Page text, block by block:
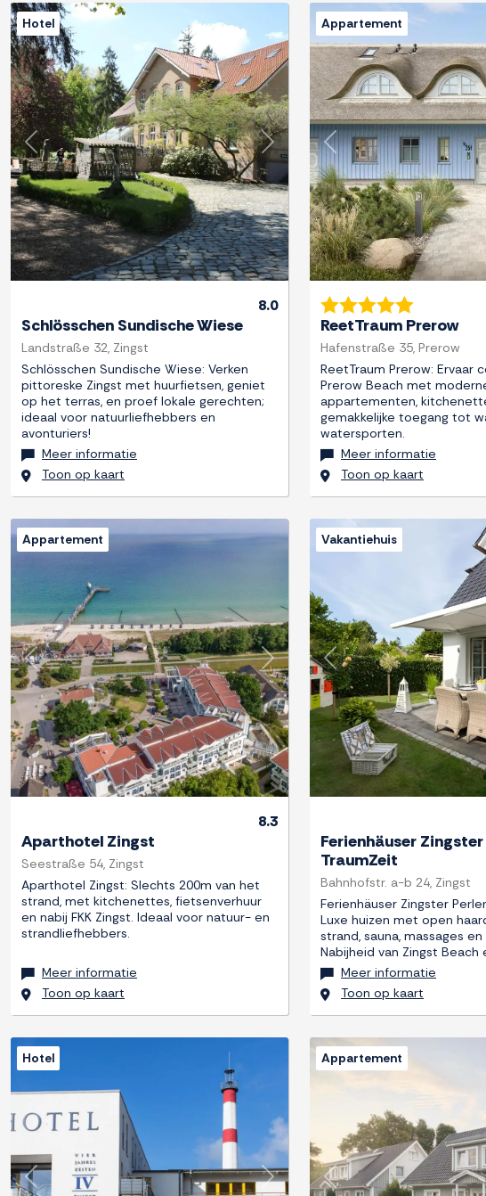
Previous Next
Hotel
8.0
Schlösschen Sundische Wiese
Landstraße 32, Zingst
Schlösschen Sundische Wiese: Verken
pittoreske Zingst met huurfietsen, geniet
op het terras, en proef lokale gerechten;
ideaal voor natuurliefhebbers en
avonturiers!
Meer informatie
Toon op kaart
Previous
Appartement
ReetTraum Prerow
Hafenstraße 35, Prerow
ReetTraum Prerow: Ervaar
Prerow Beach met
appartementen,
gemakkelijke toegang tot
watersporten.
Meer informatie
Toon op kaart
Previous Next
Appartement
8.3
Aparthotel Zingst
Seestraße 54, Zingst
Aparthotel Zingst: Slechts 200m van het
strand, met kitchenettes, fietsenverhuur
en nabij FKK Zingst. Ideaal voor natuur- en
strandliefhebbers.
Meer informatie
Toon op kaart
Previous
Vakantiehuis
Ferienhäuser Zingster
TraumZeit
Bahnhofstr. a-b 24, Zingst
Ferienhäuser Zingster
Luxe huizen met open
strand, sauna, massages en
Nabijheid van Zingst Beach
Meer informatie
Toon op kaart
Previous Next
Hotel
Previous
Appartement